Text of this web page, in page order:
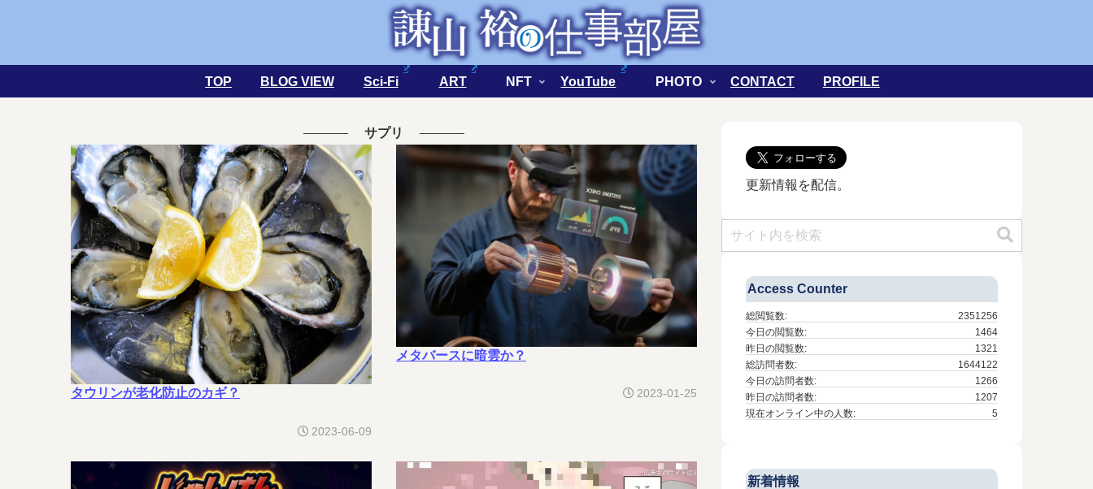
TOP BLOG VIEW Sci-Fi ART NFT YouTube PHOTO CONTACT PROFILE
サプリ
タウリンが老化防止のカギ？
2023-06-09
メタバースに暗雲か？
2023-01-25
更新情報を配信。
Access Counter
2351256
総閲覧数:
1464
今日の閲覧数:
1321
昨日の閲覧数:
1644122
総訪問者数:
1266
今日の訪問者数:
1207
昨日の訪問者数:
5
現在オンライン中の人数:
新着情報